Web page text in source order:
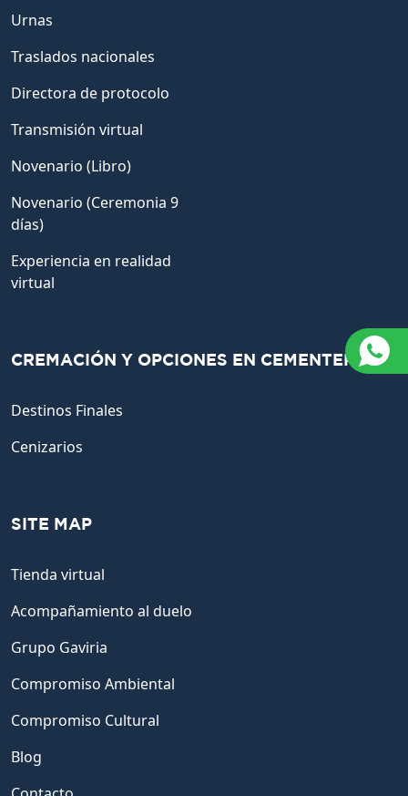
Urnas
Traslados nacionales
Directora de protocolo
Transmisión virtual
Novenario (Libro)
Novenario (Ceremonia 9
días)
Experiencia en realidad
virtual
CREMACIÓN Y OPCIONES EN CEMENTERIO
Destinos Finales
Cenizarios
SITE MAP
Tienda virtual
Acompañamiento al duelo
Grupo Gaviria
Compromiso Ambiental
Compromiso Cultural
Blog